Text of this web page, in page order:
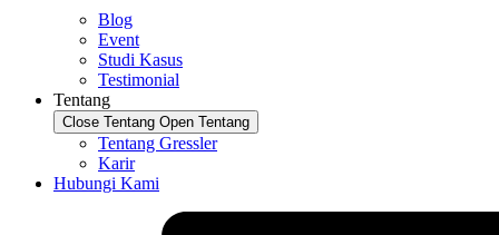
Blog
Event
Studi Kasus
Testimonial
Tentang
Close Tentang Open Tentang
Tentang Gressler
Karir
Hubungi Kami